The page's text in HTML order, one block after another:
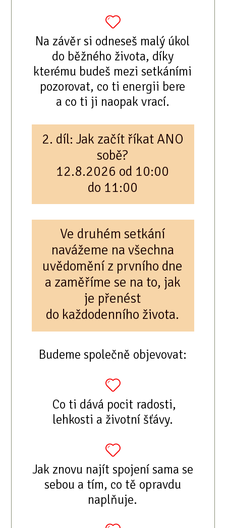
Na závěr si odneseš malý úkol
do běžného života, díky
kterému budeš mezi setkáními
pozorovat, co ti energii bere
a co ti ji naopak vrací.
2. díl: Jak začít říkat ANO
sobě?
12.8.2026 od 10:00
do 11:00
Ve druhém setkání
navážeme na všechna
uvědomění z prvního dne
a zaměříme se na to, jak
je přenést
do každodenního života.
Budeme společně objevovat:
Co ti dává pocit radosti,
lehkosti a životní šťávy.
Jak znovu najít spojení sama se
sebou a tím, co tě opravdu
naplňuje.